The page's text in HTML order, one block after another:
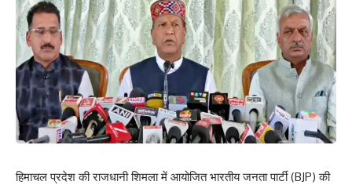
हिमाचल प्रदेश की राजधानी शिमला में आयोजित भारतीय जनता पार्टी (BJP) की